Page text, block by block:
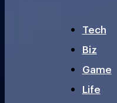
Tech
Biz
Game
Life